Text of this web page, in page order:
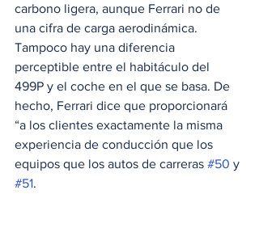
carbono ligera, aunque Ferrari no de
una cifra de carga aerodinámica.
Tampoco hay una diferencia
perceptible entre el habitáculo del
499P y el coche en el que se basa. De
hecho, Ferrari dice que proporcionará
“a los clientes exactamente la misma
experiencia de conducción que los
equipos que los autos de carreras #50 y
#51.